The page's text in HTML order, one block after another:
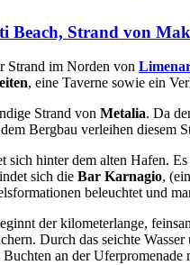
Beach, Strand von
Strand im Norden von
, eine Taverne sowie ein
Strand von Metalia. Da
Bergbau verleihen diesem
sich hinter dem alten Hafen.
sich die Bar Karnagio,
beleuchtet und
der kilometerlange,
Durch das seichte
an der Uferpromenade